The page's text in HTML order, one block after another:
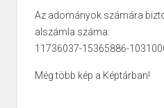
Az adományok számára
alszámla száma:
11736037-15365886-
Még több kép a Képtárban!